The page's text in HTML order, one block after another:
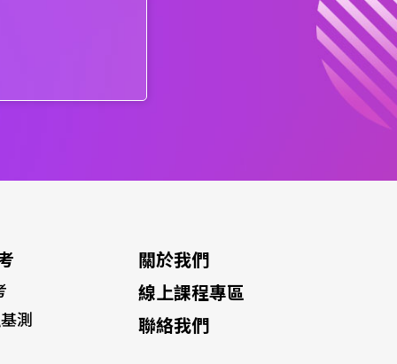
測
關於我們
線上課程專區
聯絡我們